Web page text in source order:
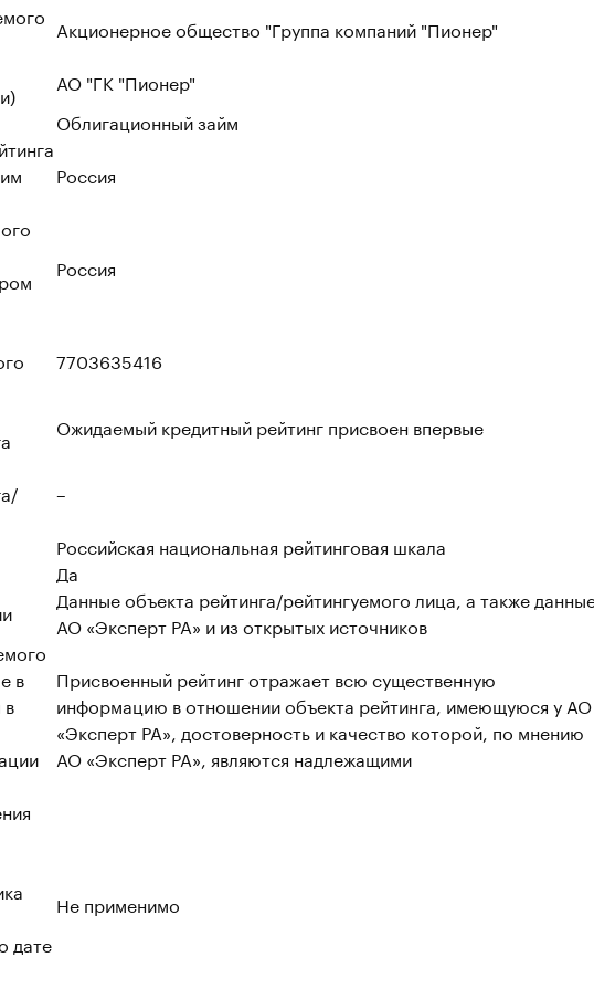
Акционерное общество "Группа компаний "Пионер"
АО "ГК "Пионер"
Облигационный займ
Россия
Россия
7703635416
Ожидаемый кредитный рейтинг присвоен впервые
–
Российская национальная рейтинговая шкала
Да
Данные объекта рейтинга/рейтингуемого лица, а также
АО «Эксперт РА» и из открытых источников
в
Присвоенный рейтинг отражает всю существенную
информацию в отношении объекта рейтинга, имеющуюся у АО
«Эксперт РА», достоверность и качество которой, по мнению
АО «Эксперт РА», являются надлежащими
дате
Не применимо